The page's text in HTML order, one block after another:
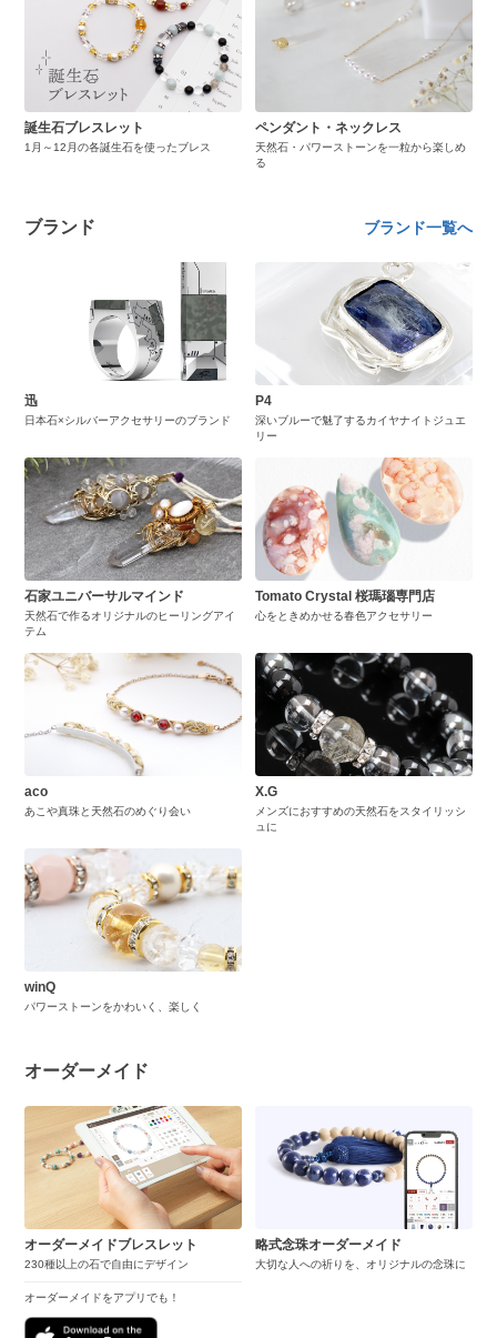
誕生石ブレスレット
1月～12月の各誕生石を使ったブレス
ペンダント・ネックレス
天然石・パワーストーンを一粒から楽しめ
る
ブランド ブランド一覧へ
迅
日本石×シルバーアクセサリーのブランド
P4
深いブルーで魅了するカイヤナイトジュエ
リー
石家ユニバーサルマインド
天然石で作るオリジナルのヒーリングアイ
テム
Tomato Crystal 桜瑪瑙専門店
心をときめかせる春色アクセサリー
aco
あこや真珠と天然石のめぐり会い
X.G
メンズにおすすめの天然石をスタイリッシ
ュに
winQ
パワーストーンをかわいく、楽しく
オーダーメイド
オーダーメイドブレスレット
230種以上の石で自由にデザイン
オーダーメイドをアプリでも！
略式念珠オーダーメイド
大切な人への祈りを、オリジナルの念珠に